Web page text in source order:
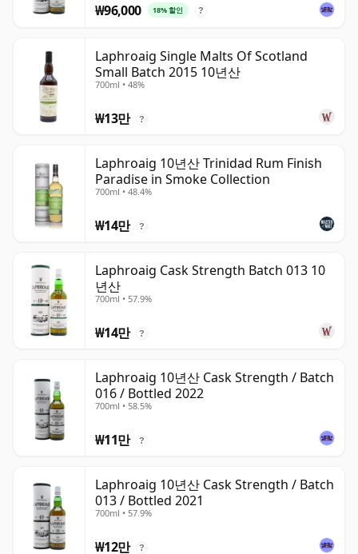
₩96,000 18% 할인 ?
Laphroaig Single Malts Of Scotland
Small Batch 2015 10년산
700ml • 48%
₩13만 ?
Laphroaig 10년산 Trinidad Rum Finish
Paradise in Smoke Collection
700ml • 48.4%
₩14만 ?
Laphroaig Cask Strength Batch 013 10
년산
700ml • 57.9%
₩14만 ?
Laphroaig 10년산 Cask Strength / Batch
016 / Bottled 2022
700ml • 58.5%
₩11만 ?
Laphroaig 10년산 Cask Strength / Batch
013 / Bottled 2021
700ml • 57.9%
₩12만 ?